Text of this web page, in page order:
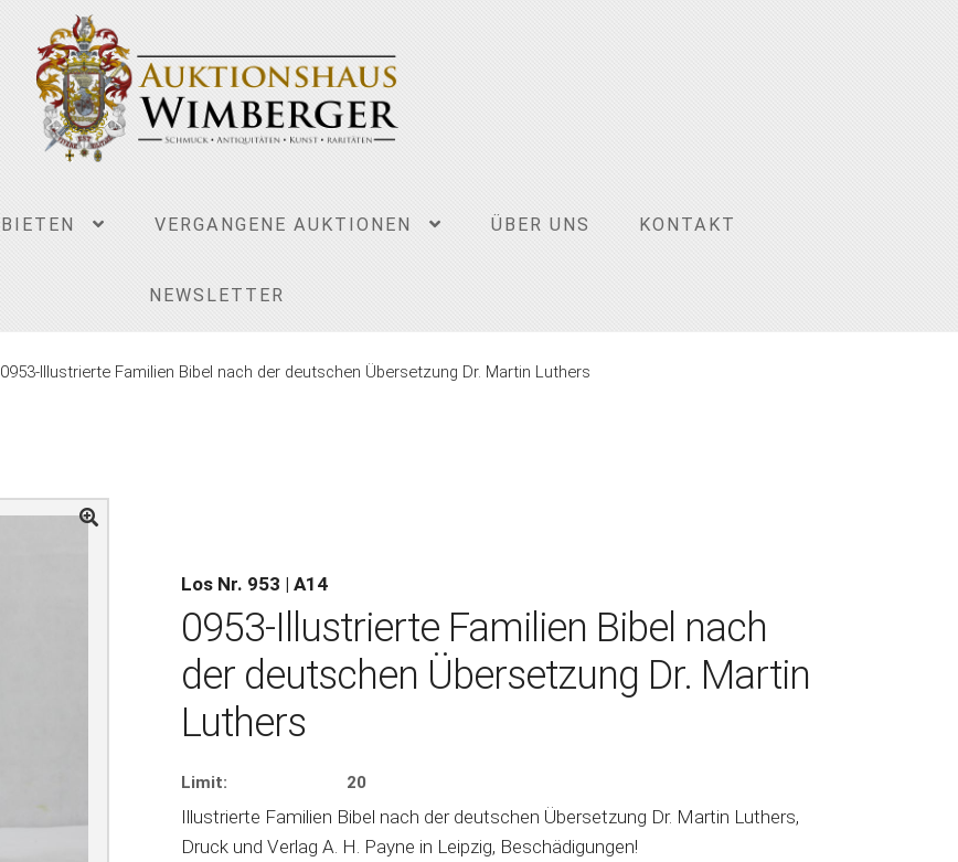
BIETEN VERGANGENE AUKTIONEN ÜBER UNS KONTAKT
NEWSLETTER
0953-Illustrierte Familien Bibel nach der deutschen Übersetzung Dr. Martin Luthers
Los Nr. 953 | A14
0953-Illustrierte Familien Bibel nach
der deutschen Übersetzung Dr. Martin
Luthers
Limit: 20
Illustrierte Familien Bibel nach der deutschen Übersetzung Dr. Martin Luthers,
Druck und Verlag A. H. Payne in Leipzig, Beschädigungen!